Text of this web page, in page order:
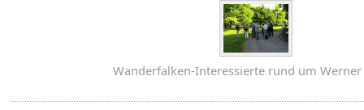
Wanderfalken-Interessierte rund um